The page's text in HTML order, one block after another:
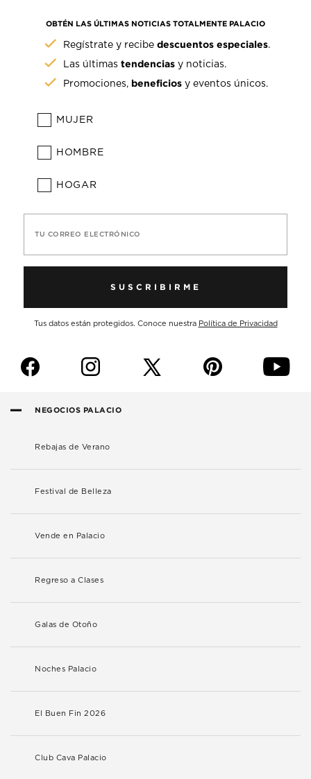
OBTÉN LAS ÚLTIMAS NOTICIAS TOTALMENTE PALACIO
Regístrate y recibedescuentos especiales.
Las últimastendencias y noticias.
Promociones, beneficios y eventos únicos.
MUJER
HOMBRE
HOGAR
TU CORREO ELECTRÓNICO
SUSCRIBIRME
Tus datos están protegidos. Conoce nuestra Política de Privacidad
f i p y
NEGOCIOS PALACIO
Rebajas de Verano
Festival de Belleza
Vende en Palacio
Regreso a Clases
Galas de Otoño
Noches Palacio
El Buen Fin 2026
Club Cava Palacio